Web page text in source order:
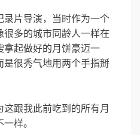
片导演，当时作为一个
多的城市同龄人一样在
拿起做好的月饼豪迈一
很秀气地用两个手指掰
跟我此前吃到的所有月
样。